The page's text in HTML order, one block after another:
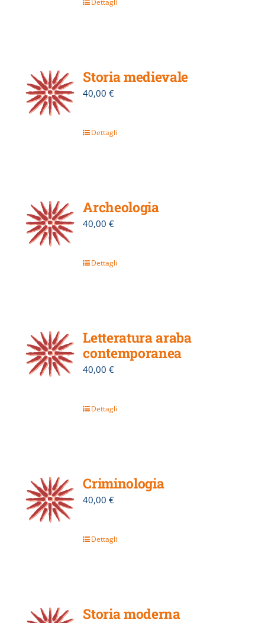
Storia medievale
40,00€
Dettagli
Archeologia
40,00€
Dettagli
Letteratura araba
contemporanea
40,00€
Dettagli
Criminologia
40,00€
Dettagli
Storia moderna